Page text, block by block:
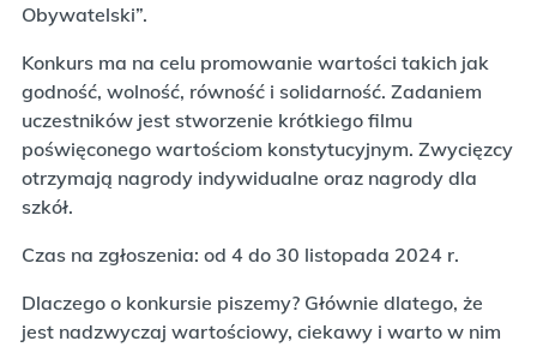
Obywatelski”.
Konkurs ma na celu promowanie wartości takich jak
godność, wolność, równość i solidarność. Zadaniem
uczestników jest stworzenie krótkiego filmu
poświęconego wartościom konstytucyjnym. Zwycięzcy
otrzymają nagrody indywidualne oraz nagrody dla
szkół.
Czas na zgłoszenia: od 4 do 30 listopada 2024 r.
Dlaczego o konkursie piszemy? Głównie dlatego, że
jest nadzwyczaj wartościowy, ciekawy i warto w nim